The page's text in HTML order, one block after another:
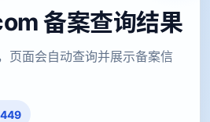
备案查询结果
页面会自动查询并展示备案信